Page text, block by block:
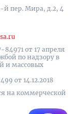
й пер. Мира, д.2, 4
от 17 апреля
по надзору в
и массовых
от 14.12.2018
на коммерческой